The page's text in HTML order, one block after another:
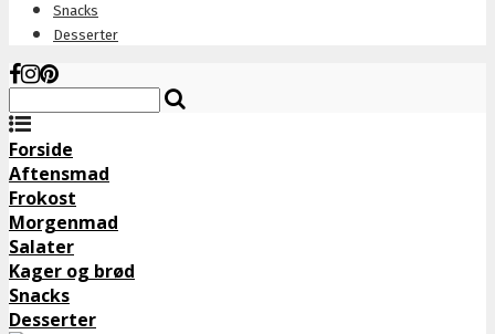
Snacks
Desserter
Forside
Aftensmad
Frokost
Morgenmad
Salater
Kager og brød
Snacks
Desserter